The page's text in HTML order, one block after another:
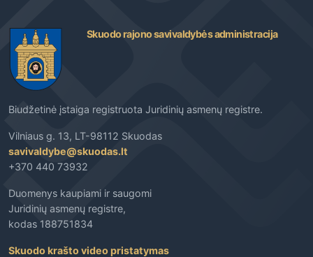
Skuodo rajono savivaldybės administracija
Biudžetinė įstaiga registruota Juridinių asmenų registre.
Vilniaus g. 13, LT-98112 Skuodas
savivaldybe@skuodas.lt
+370 440 73932
Duomenys kaupiami ir saugomi
Juridinių asmenų registre,
kodas 188751834
Skuodo krašto video pristatymas